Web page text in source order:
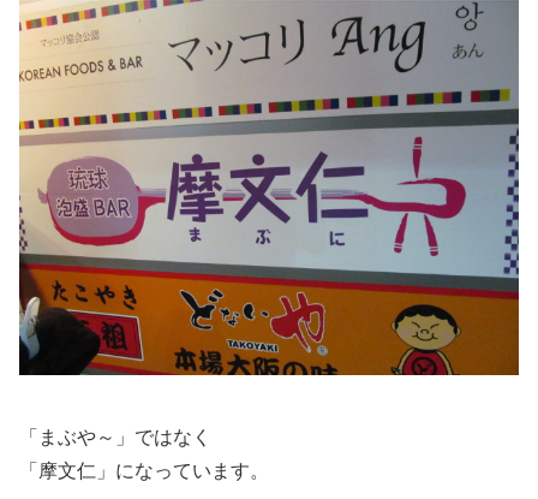
「まぶや～」ではなく
「摩文仁」になっています。